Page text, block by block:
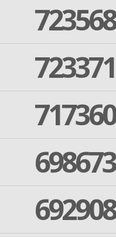
723568
723371
717360
698673
692908